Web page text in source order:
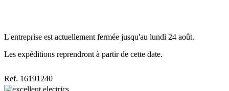
L'entreprise est actuellement fermée jusqu'au lundi 24 août.
Les expéditions reprendront à partir de cette date.
Ref. 16191240